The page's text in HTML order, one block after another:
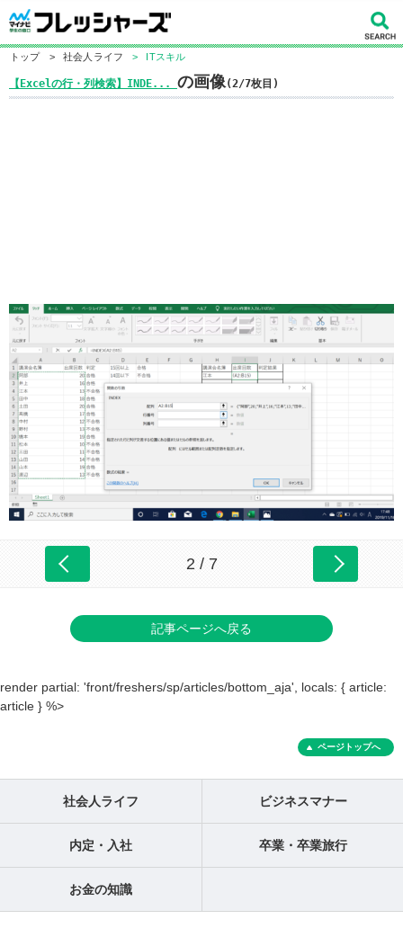
トップ > 社会人ライフ > ITスキル
【Excelの行・列検索】INDE... の画像(2/7枚目)
2 / 7
記事ページへ戻る
render partial: 'front/freshers/sp/articles/bottom_aja', locals: { article:
article } %>
ページトップへ
社会人ライフ ビジネスマナー
内定・入社 卒業・卒業旅行
お金の知識